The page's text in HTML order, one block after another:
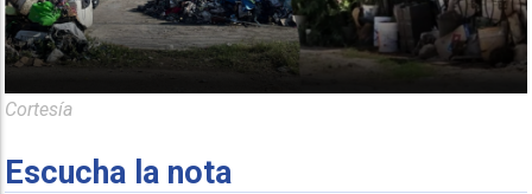
Cortesía
Escucha la nota